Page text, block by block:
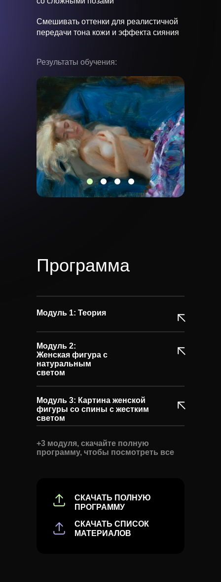
Смешивать оттенки для реалистичной
передачи тона кожи и эффекта сияния
Результаты обучения:
Программа
Модуль 1: Теория
Модуль 2:
Женская фигура с
натуральным
светом
Модуль 3: Картина женской
фигуры со спины с жестким
светом
+3 модуля, скачайте полную
программу, чтобы посмотреть все
СКАЧАТЬ ПОЛНУЮ
ПРОГРАММУ
СКАЧАТЬ СПИСОК
МАТЕРИАЛОВ